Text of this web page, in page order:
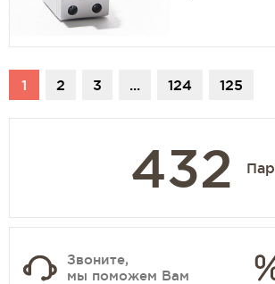
1 2 3 ... 124 125
432
Звоните,
мы поможем Вам